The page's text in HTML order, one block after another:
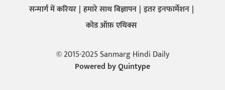
सन्मार्ग में करियर हमारे साथ बिज्ञापन इतर इनफार्मेशन
कोड ऑफ़ एथिक्स
© 2015-2025 Sanmarg Hindi Daily
Powered byQuintype